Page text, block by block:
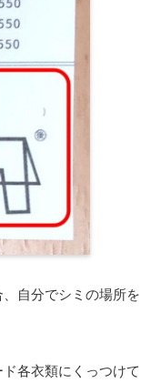
自分でシミの場所を
各衣類にくっつけて